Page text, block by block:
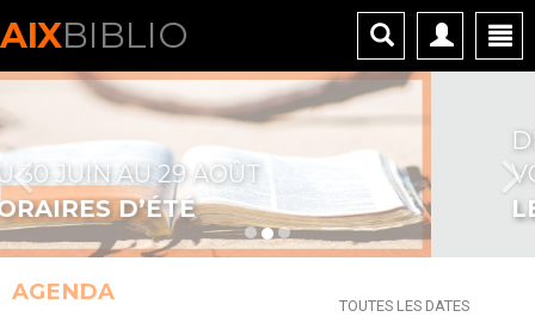
AIXBIBLIO
DEUX SÉLECTIONS POUR
VOTRE ÉTÉ !
LES PÉPITES DE L’ÉTÉ
AGENDA
TOUTES LES DATES